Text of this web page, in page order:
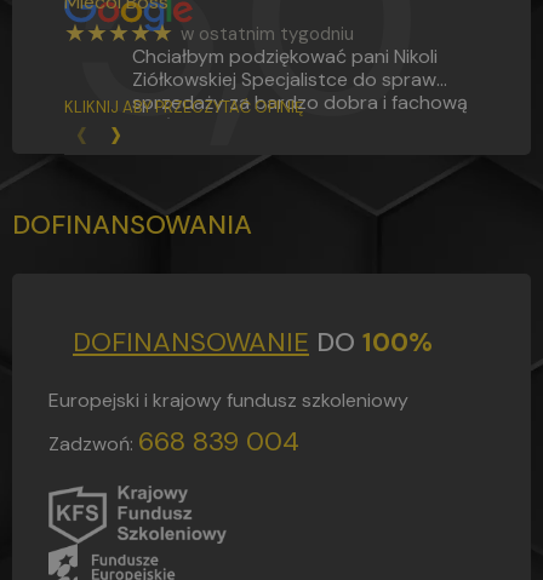
★★★★★ w ostatnim tygodniu
Chciałbym podziękować pani Nikoli
Ziółkowskiej Specjalistce do spraw
sprzedaży za bardzo dobra i fachową
obsługę na Bardzo wysokim poziomie.
profesjonalny sposób podjęła się pani
w pomocy zdobycia kursów
zawodowych.
Dziękuję z poważaniem Mietz Bartek
KLIKNIJ ABY PRZECZYTAĆ OPINIĘ
‹ ›
DOFINANSOWANIA
DOFINANSOWANIE DO 100%
Europejski i krajowy fundusz szkoleniowy
Zadzwoń: 668 839 004